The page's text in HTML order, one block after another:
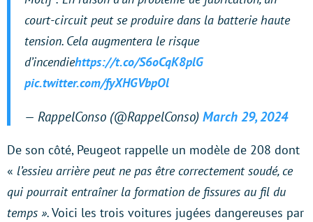
court-circuit peut se produire dans la batterie haute
tension. Cela augmentera le risque
d’incendiehttps://t.co/S6oCqK8plG
pic.twitter.com/fyXHGVbpOl
— RappelConso (@RappelConso) March 29, 2024
De son côté, Peugeot rappelle un modèle de 208 dont
« l’essieu arrière peut ne pas être correctement soudé, ce
qui pourrait entraîner la formation de fissures au fil du
temps ».Voici les trois voitures jugées dangereuses par